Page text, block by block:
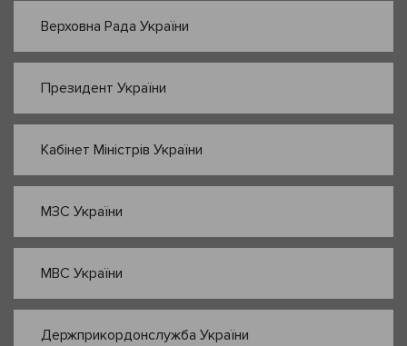
Верховна Рада України
Президент України
Кабінет Міністрів України
МЗС України
МВС України
Держприкордонслужба України